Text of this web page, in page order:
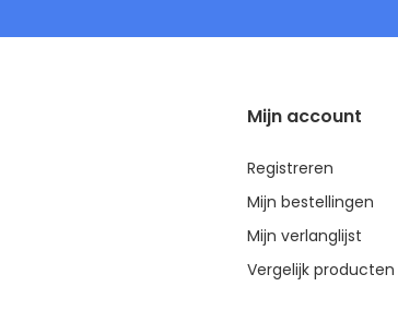
Mijn account
Registreren
Mijn bestellingen
Mijn verlanglijst
Vergelijk producten